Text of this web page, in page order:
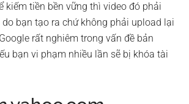
kiếm tiền bền vững thì video đó phải
bạn tạo ra chứ không phải upload lại
rất nghiêm trong vấn đề bản
bạn vi phạm nhiều lần sẽ bị khóa tài